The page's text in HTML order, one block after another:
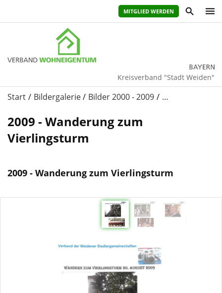
MITGLIED WERDEN
Kreisverband "Stadt Weiden"
Start Bildergalerie Bilder 2000 - 2009 …
2009 - Wanderung zum
Vierlingsturm
2009 - Wanderung zum Vierlingsturm